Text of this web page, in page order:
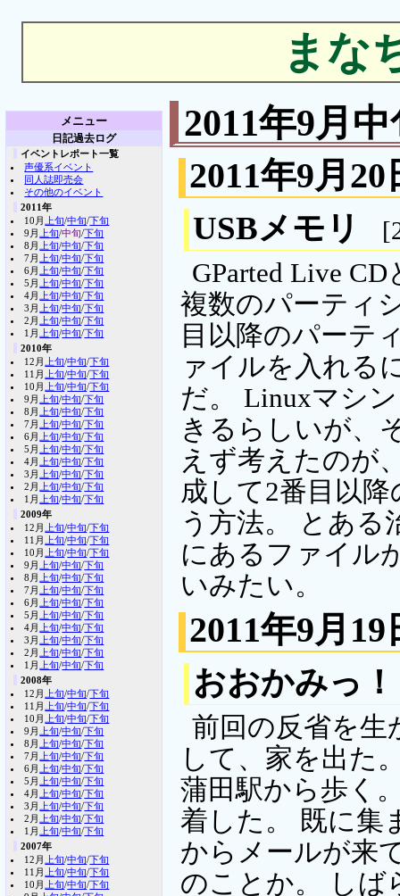
まな
2011年9月
2011年9月20
USBメモリ
GParted Live
複数のパーティ
目以降のパーテ
ァイルを入れる
だ。 Linuxマシ
きるらしいが、
えず考えたのが
成して2番目以
う方法。 とある
にあるファイル
いみたい。
2011年9月19
おおかみっ！
前回の反省を生
して、家を出た
蒲田駅から歩く
着した。 既に集
からメールが来
のことか。 しば
メニュー
日記過去ログ
イベントレポート一覧
声優系イベント
同人誌即売会
その他のイベント
2011年
10月 上旬/中旬/下旬
9月 上旬/中旬/下旬
8月 上旬/中旬/下旬
7月 上旬/中旬/下旬
6月 上旬/中旬/下旬
5月 上旬/中旬/下旬
4月 上旬/中旬/下旬
3月 上旬/中旬/下旬
2月 上旬/中旬/下旬
1月 上旬/中旬/下旬
2010年
12月 上旬/中旬/下旬
11月 上旬/中旬/下旬
10月 上旬/中旬/下旬
9月 上旬/中旬/下旬
8月 上旬/中旬/下旬
7月 上旬/中旬/下旬
6月 上旬/中旬/下旬
5月 上旬/中旬/下旬
4月 上旬/中旬/下旬
3月 上旬/中旬/下旬
2月 上旬/中旬/下旬
1月 上旬/中旬/下旬
2009年
12月 上旬/中旬/下旬
11月 上旬/中旬/下旬
10月 上旬/中旬/下旬
9月 上旬/中旬/下旬
8月 上旬/中旬/下旬
7月 上旬/中旬/下旬
6月 上旬/中旬/下旬
5月 上旬/中旬/下旬
4月 上旬/中旬/下旬
3月 上旬/中旬/下旬
2月 上旬/中旬/下旬
1月 上旬/中旬/下旬
2008年
12月 上旬/中旬/下旬
11月 上旬/中旬/下旬
10月 上旬/中旬/下旬
9月 上旬/中旬/下旬
8月 上旬/中旬/下旬
7月 上旬/中旬/下旬
6月 上旬/中旬/下旬
5月 上旬/中旬/下旬
4月 上旬/中旬/下旬
3月 上旬/中旬/下旬
2月 上旬/中旬/下旬
1月 上旬/中旬/下旬
2007年
12月 上旬/中旬/下旬
11月 上旬/中旬/下旬
10月 上旬/中旬/下旬